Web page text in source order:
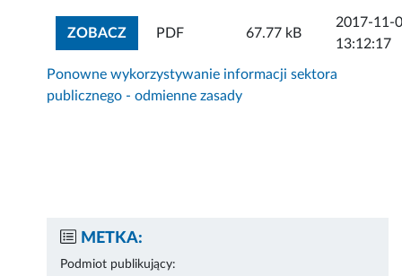
ZOBACZZOBACZ ZAŁĄCZNIK
PDF 67.77 kB
2017-11-
13:12:17
Ponowne wykorzystywanie informacji sektora
publicznego - odmienne zasady
METKA:
Podmiot publikujący: